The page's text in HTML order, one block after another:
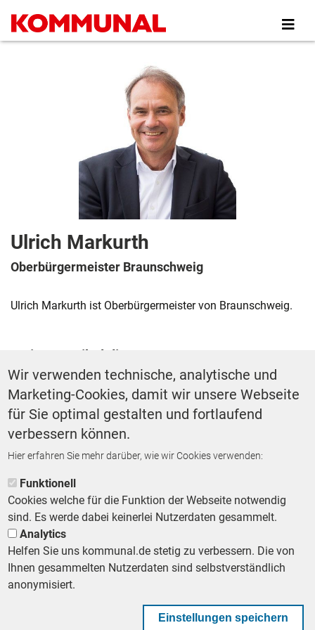
zum
Inhalt
Ulrich Markurth
Oberbürgermeister Braunschweig
Ulrich Markurth ist Oberbürgermeister von Braunschweig.
Weitere Artikel dieses Autors ...
FORSCHUNGSPROJEKT
Autonomes Fahren:
Braunschweig testet Verkehr
der Zukunft
Footer First Navigation
IMPRESSUM
KOMMUNALBESCHAFFUNG
Wir verwenden technische, analytische und
Marketing-Cookies, damit wir unsere Webseite
für Sie optimal gestalten und fortlaufend
verbessern können.
Hier erfahren Sie mehr darüber, wie wir Cookies verwenden:
Funktionell
Cookies welche für die Funktion der Webseite notwendig
sind. Es werde dabei keinerlei Nutzerdaten gesammelt.
Analytics
Helfen Sie uns kommunal.de stetig zu verbessern. Die von
Ihnen gesammelten Nutzerdaten sind selbstverständlich
anonymisiert.
Einstellungen speichern